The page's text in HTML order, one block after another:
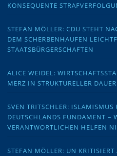
KONSEQUENTE
STEFAN MÖLLER: CDU STEHT
DEM SCHERBENHAUFEN
STAATSBÜRGERSCHAFTEN
ALICE WEIDEL:
MERZ IN STRUKTURELLER
SVEN TRITSCHLER: ISLAMISMUS
DEUTSCHLANDS FUNDAMENT –
VERANTWORTLICHEN HELFEN
STEFAN MÖLLER: UN KRITISIERT